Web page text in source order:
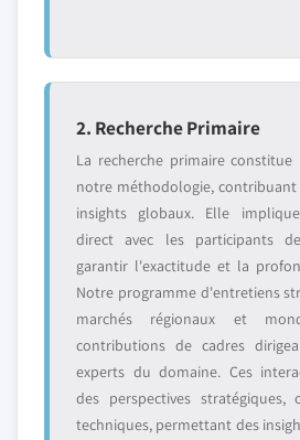
2. Recherche Primaire
La recherche primaire
notre méthodologie, contribuant
insights globaux. Elle
direct avec les participants
garantir l'exactitude et la
Notre programme d'entretiens
marchés régionaux et
contributions de cadres
experts du domaine. Ces
des perspectives stratégiques,
techniques, permettant des